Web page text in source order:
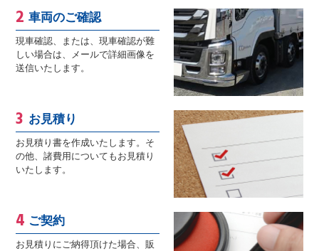
車両のご確認
現車確認、または、現車確認が難
しい場合は、メールで詳細画像を
送信いたします。
お見積り
お見積り書を作成いたします。そ
の他、諸費用についてもお見積り
いたします。
ご契約
お見積りにご納得頂けた場合、販